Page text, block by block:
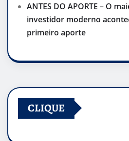
ANTES DO APORTE – O
investidor moderno
primeiro aporte
CLIQUE